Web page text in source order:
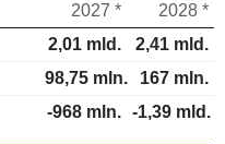
2027 *
2028 *
2,01 mld.
2,41 mld.
98,75 mln.
167 mln.
-968 mln. -1,39 mld.